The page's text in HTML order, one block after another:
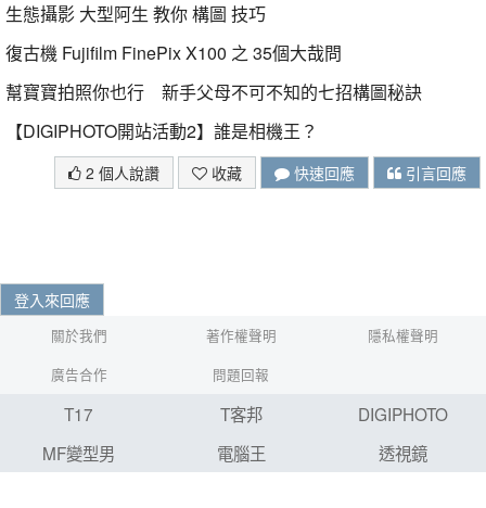
生態攝影 大型阿生 教你 構圖 技巧
復古機 Fujifilm FinePix X100 之 35個大哉問
幫寶寶拍照你也行 新手父母不可不知的七招構圖秘訣
【DIGIPHOTO開站活動2】誰是相機王？
2 個人說讚 收藏 快速回應 引言回應
登入來回應
關於我們 著作權聲明
隱私權聲明
廣告合作
問題回報
T17 T客邦
DIGIPHOTO
MF變型男
電腦王 透視鏡